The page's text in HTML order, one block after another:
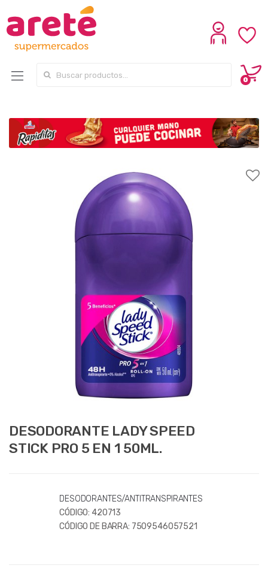
Search for:
0
DESODORANTE LADY SPEED
STICK PRO 5 EN 1 50ML.
DESODORANTES/ANTITRANSPIRANTES
CÓDIGO: 420713
CÓDIGO DE BARRA: 7509546057521